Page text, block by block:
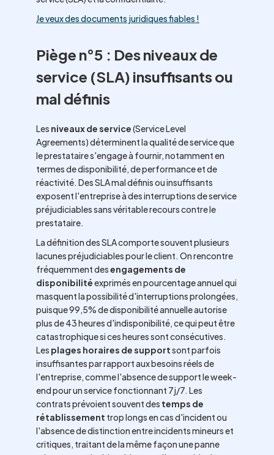
Je veux des documents juridiques fiables !
Piège n°5 : Des niveaux de
service (SLA) insuffisants ou
mal définis
Les niveaux de service(Service Level
Agreements) déterminent la qualité de service que
le prestataire s'engage à fournir, notamment en
termes de disponibilité, de performance et de
réactivité. Des SLA mal définis ou insuffisants
exposent l'entreprise à des interruptions de service
préjudiciables sans véritable recours contre le
prestataire.
La définition des SLA comporte souvent plusieurs
lacunes préjudiciables pour le client. On rencontre
fréquemment desengagements de
disponibilitéexprimés en pourcentage annuel qui
masquent la possibilité d'interruptions prolongées,
puisque 99,5% de disponibilité annuelle autorise
plus de 43 heures d'indisponibilité, ce qui peut être
catastrophique si ces heures sont consécutives.
Les plages horaires de supportsont parfois
insuffisantes par rapport aux besoins réels de
l'entreprise, comme l'absence de support le week-
end pour un service fonctionnant 7j/7. Les
contrats prévoient souvent des temps de
rétablissement trop longs en cas d'incident ou
l'absence de distinction entre incidents mineurs et
critiques, traitant de la même façon une panne